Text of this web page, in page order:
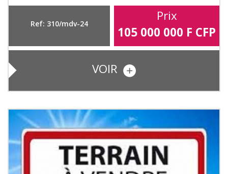
Ref: 310/mdv-24
Prix
105 000 000 F CFP
VOIR